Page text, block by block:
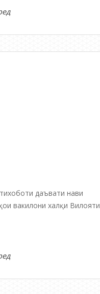
дар
ИТТИЛООТӢ
даъвати нави
вакилони халқи Вилояти
дар
ИТТИЛООТӢ